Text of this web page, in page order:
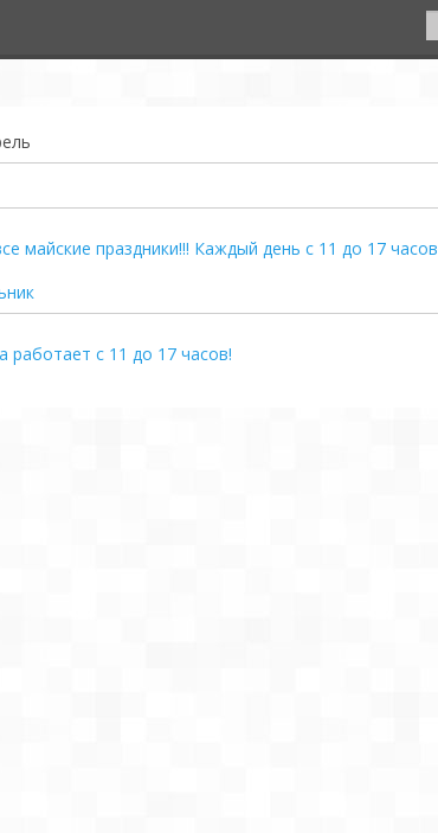
майские праздники!!! Каждый день с 11 до 17 часов
работает с 11 до 17 часов!